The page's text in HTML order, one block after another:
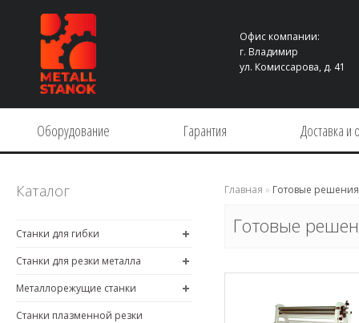
Офис компании:
г. Владимир
ул. Комиссарова, д. 41
Оборудование Гарантия Доставка и
Каталог
Станки для гибки
Станки для резки металла
Металлорежущие станки
Станки плазменной резки
Главная » Готовые решения
Готовые